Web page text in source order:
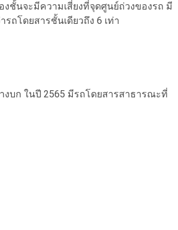
งชั้นจะมีความเสี่ยงที่จุดศูนย์ถ่วงของรถ มี
ถโดยสารชั้นเดียวถึง 6 เท่า
บก ในปี 2565 มีรถโดยสารสาธารณะที่